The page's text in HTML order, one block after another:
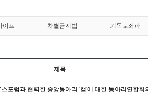
이프 차별금지법 기독교좌파
제목
포럼과 협력한 중앙동아리 '캠'에 대한 동아리연합회